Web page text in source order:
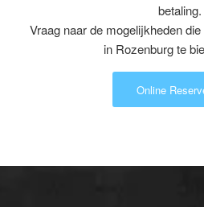
betaling.
Vraag naar de mogelijkheden
in Rozenburg te
Online